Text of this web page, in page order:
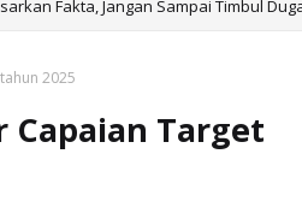
Keresahan Warga
2025
Capaian Target